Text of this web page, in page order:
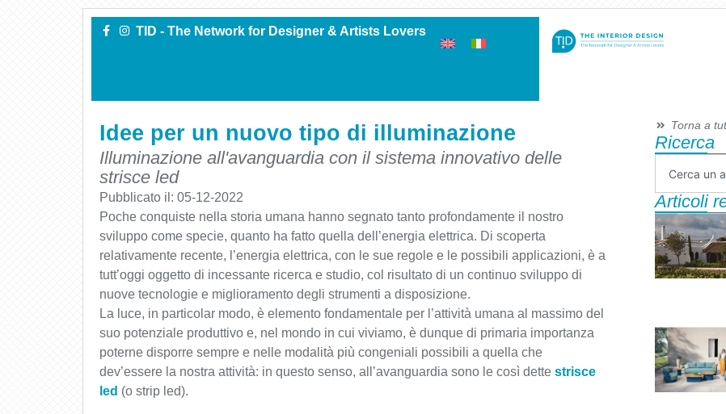
TID - The Network for Designer & Artists Lovers
Idee per un nuovo tipo di illuminazione
Illuminazione all'avanguardia con il sistema innovativo delle
strisce led
Pubblicato il: 05-12-2022
Poche conquiste nella storia umana hanno segnato tanto profondamente il nostro
sviluppo come specie, quanto ha fatto quella dell’energia elettrica. Di scoperta
relativamente recente, l’energia elettrica, con le sue regole e le possibili applicazioni, è a
tutt’oggi oggetto di incessante ricerca e studio, col risultato di un continuo sviluppo di
nuove tecnologie e miglioramento degli strumenti a disposizione.
La luce, in particolar modo, è elemento fondamentale per l’attività umana al massimo del
suo potenziale produttivo e, nel mondo in cui viviamo, è dunque di primaria importanza
poterne disporre sempre e nelle modalità più congeniali possibili a quella che
dev’essere la nostra attività: in questo senso, all’avanguardia sono le così dette strisce
led (o strip led).
Torna a
Ricerca
Articoli